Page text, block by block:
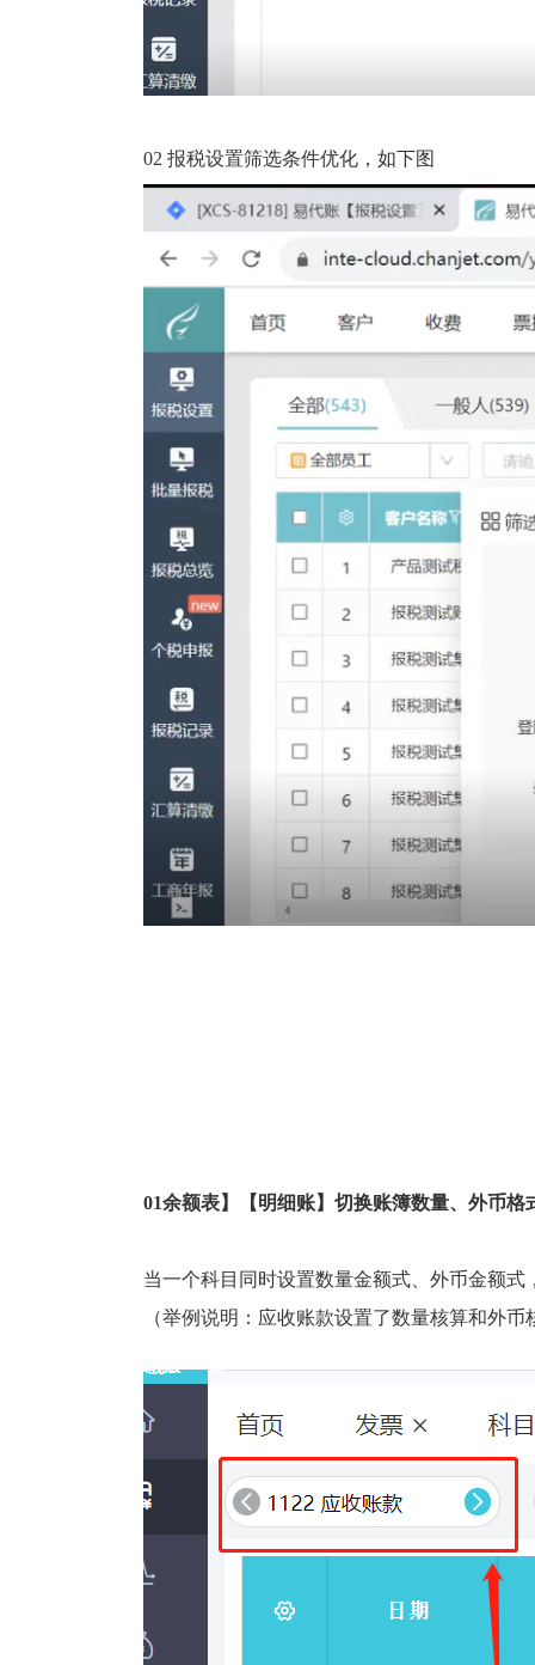
02 报税设置筛选条件优化，如下图
01余额表】【明细账】切换账簿数量、外币格
当一个科目同时设置数量金额式、外币金额
（举例说明：应收账款设置了数量核算和外